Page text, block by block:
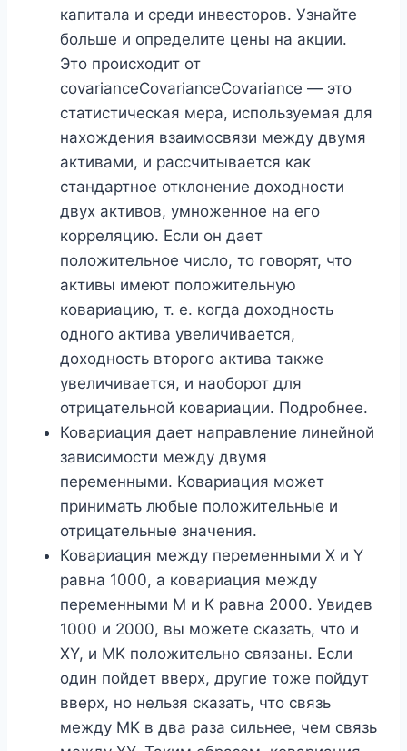
капитала и среди инвесторов. Узнайте
больше и определите цены на акции.
Это происходит от
covarianceCovarianceCovariance — это
статистическая мера, используемая для
нахождения взаимосвязи между двумя
активами, и рассчитывается как
стандартное отклонение доходности
двух активов, умноженное на его
корреляцию. Если он дает
положительное число, то говорят, что
активы имеют положительную
ковариацию, т. е. когда доходность
одного актива увеличивается,
доходность второго актива также
увеличивается, и наоборот для
отрицательной ковариации. Подробнее.
Ковариация дает направление линейной
зависимости между двумя
переменными. Ковариация может
принимать любые положительные и
отрицательные значения.
Ковариация между переменными X и Y
равна 1000, а ковариация между
переменными M и K равна 2000. Увидев
1000 и 2000, вы можете сказать, что и
XY, и MK положительно связаны. Если
один пойдет вверх, другие тоже пойдут
вверх, но нельзя сказать, что связь
между MK в два раза сильнее, чем связь